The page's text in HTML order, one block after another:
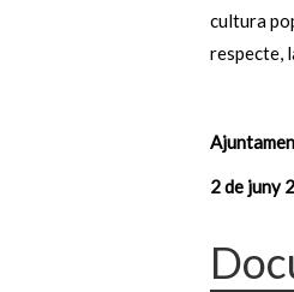
cultura
respecte,
2 de juny